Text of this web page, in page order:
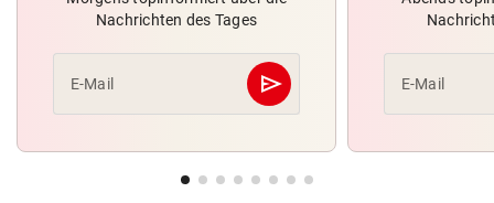
Nachrichten des Tages
E-Mail send
Abschicken E-Mail